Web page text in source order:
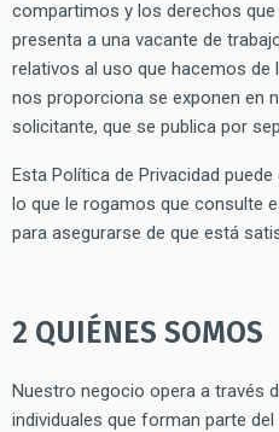
compartimos y los derechos que
presenta a una vacante de
relativos al uso que hacemos
nos proporciona se exponen en
solicitante, que se publica por
Esta Política de Privacidad
lo que le rogamos que consulte
para asegurarse de que está
2 QUIÉNES SOMOS
Nuestro negocio opera a través
individuales que forman parte